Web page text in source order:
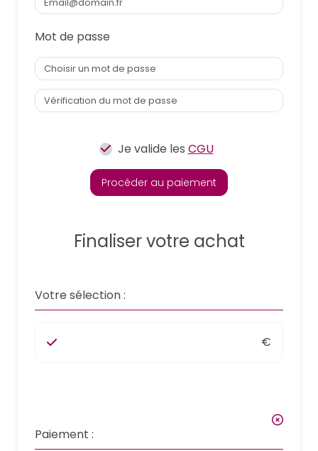
Mot de passe
Je valide les CGU
Procéder au paiement
Finaliser votre achat
Votre sélection :
€
Paiement :